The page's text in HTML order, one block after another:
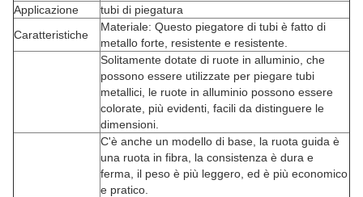
Applicazione
tubi di piegatura
Caratteristiche
Materiale: Questo piegatore di tubi è fatto di
metallo forte, resistente e resistente.
Solitamente dotate di ruote in alluminio, che
possono essere utilizzate per piegare tubi
metallici, le ruote in alluminio possono essere
colorate, più evidenti, facili da distinguere le
dimensioni.
C'è anche un modello di base, la ruota guida è
una ruota in fibra, la consistenza è dura e
ferma, il peso è più leggero, ed è più economico
e pratico.